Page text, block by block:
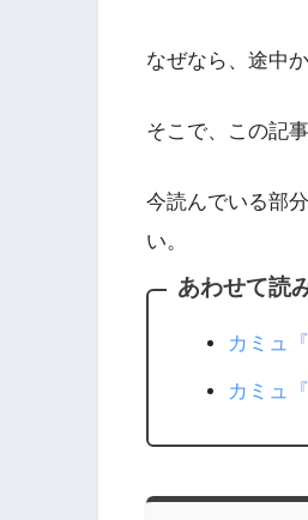
なぜなら、途中
そこで、この記
今読んでいる部
い。
あわせて読
カミュ
カミュ